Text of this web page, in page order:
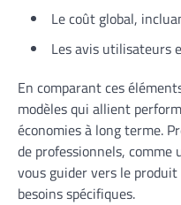
Le coût global,
Les avis utilisateurs
En comparant ces
modèles qui allient
économies à long terme.
de professionnels,
vous guider vers le
besoins spécifiques.